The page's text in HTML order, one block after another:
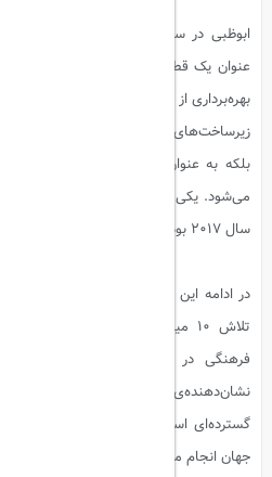
ابوظبی در سال‌های اخیر به‌طور
عنوان یک قطب فرهنگی برجسته در
بهره‌برداری از منابع مالی قابل‌توجه و
زیرساخت‌های فرهنگی و لوکس است که نه
بلکه به عنوان یک مرکز فرهنگی و هنری
می‌شود. یکی از نمادهای این حرکت فرهنگی،
سال 2017 بود که به‌سرعت به یکی از جاذبه‌های برجسته ابوظبی تبدیل شد.
در ادامه این مسیر، ابوظبی در حال
تلاش 10 میلیارد دلاری این
فرهنگی در امارات متحده عربی
نشان‌دهنده‌ی تعهد ابوظبی به هنر و
گسترده‌ای است که برای تبدیل این شهر
جهان انجام می‌شود. موزه گوگنهایم، با